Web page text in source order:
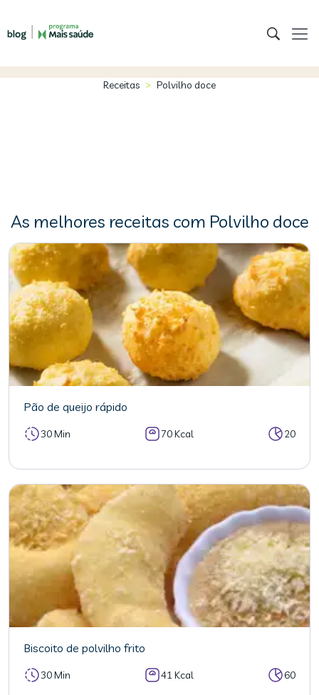
Receitas > Polvilho doce
As melhores receitas com Polvilho doce
Pão de queijo rápido
30 Min 70 Kcal 20
Biscoito de polvilho frito
30 Min 41 Kcal 60